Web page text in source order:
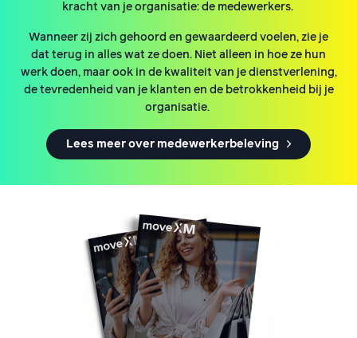
kracht van je organisatie: de medewerkers.
Wanneer zij zich gehoord en gewaardeerd voelen, zie je
dat terug in alles wat ze doen. Niet alleen in hoe ze hun
werk doen, maar ook in de kwaliteit van je dienstverlening,
de tevredenheid van je klanten en de betrokkenheid bij je
organisatie.
Lees meer over medewerkerbeleving